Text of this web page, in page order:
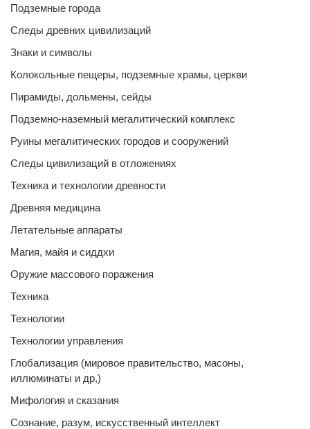
Подземные города
Следы древних цивилизаций
Знаки и символы
Колокольные пещеры, подземные храмы, церкви
Пирамиды, дольмены, сейды
Подземно-наземный мегалитический комплекс
Руины мегалитических городов и сооружений
Следы цивилизаций в отложениях
Техника и технологии древности
Древняя медицина
Летательные аппараты
Магия, майя и сиддхи
Оружие массового поражения
Техника
Технологии
Технологии управления
Глобализация (мировое правительство, масоны,
иллюминаты и др,)
Мифология и сказания
Сознание, разум, искусственный интеллект